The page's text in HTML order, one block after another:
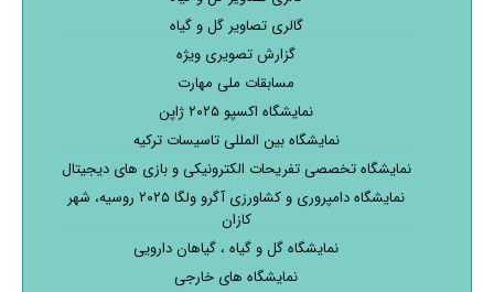
گالری تصاویر گل و گیاه
گزارش تصویری ویژه
مسابقات ملی مهارت
نمایشگاه اکسپو ۲۰۲۵ ژاپن
نمایشگاه بین المللی تاسیسات ترکیه
نمایشگاه تخصصی تفریحات الکترونیکی و بازی های دیجیتال
نمایشگاه دامپروری و کشاورزی آگرو ولگا ۲۰۲۵ روسیه، شهر
کازان
نمایشگاه گل و گیاه ، گیاهان دارویی
نمایشگاه های خارجی